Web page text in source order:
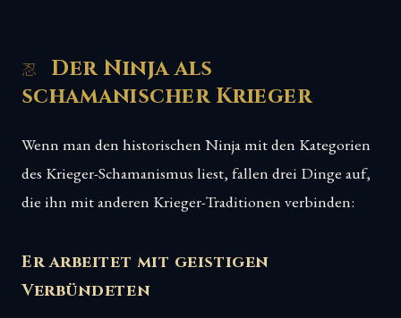
Der Ninja als
schamanischer Krieger
Wenn man den historischen Ninja mit den Kategorien
des Krieger-Schamanismus liest, fallen drei Dinge auf,
die ihn mit anderen Krieger-Traditionen verbinden:
Er arbeitet mit geistigen
Verbündeten